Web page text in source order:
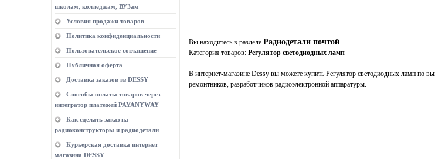
школам, колледжам, ВУЗам
Условия продажи товаров
Политика конфиденциальности
Пользовательское соглашение
Публичная оферта
Доставка заказов из DESSY
Способы оплаты товаров через
интегратор платежей PAYANYWAY
Как сделать заказ на
радиоконструкторы и радиодетали
Курьерская доставка интернет
магазина DESSY
Вы находитесь в разделе Радиодетали почтой
Категория товаров: Регулятор светодиодных ламп
В интернет-магазине Dessy вы можете купить Регулятор светодиодных ламп по
ремонтников, разработчиков радиоэлектронной аппаратуры.